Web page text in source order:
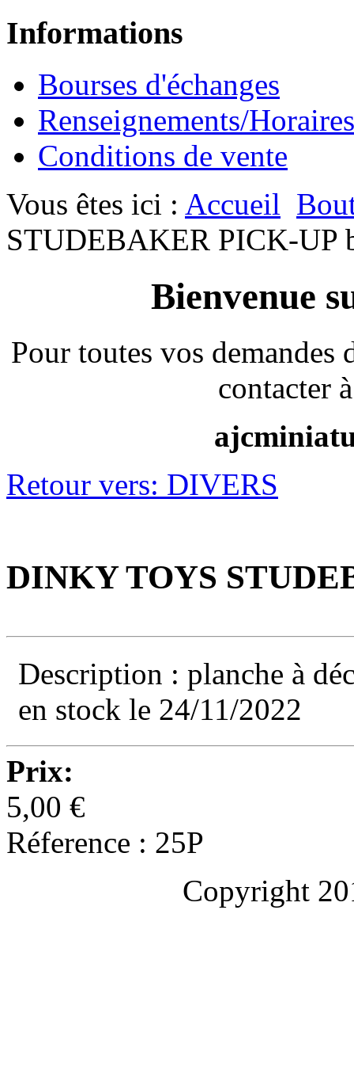
Informations
Bourses d'échanges
Renseignements/Horaires
Conditions de vente
Vous êtes ici : Accueil
STUDEBAKER PICK-UP
Bienvenue
Pour toutes vos
contacter
Retour vers: DIVERS
DINKY TOYS
Description : planche à
en stock le 24/11/2022
Prix:
5,00 €
Réference : 25P
Copyright